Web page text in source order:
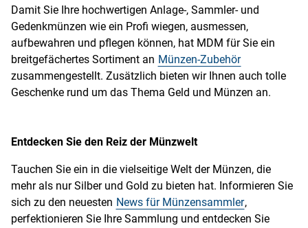
Damit Sie Ihre hochwertigen Anlage-, Sammler- und
Gedenkmünzen wie ein Profi wiegen, ausmessen,
aufbewahren und pflegen können, hat MDM für Sie ein
breitgefächertes Sortiment an Münzen-Zubehör
zusammengestellt. Zusätzlich bieten wir Ihnen auch tolle
Geschenke rund um das Thema Geld und Münzen an.
Entdecken Sie den Reiz der Münzwelt
Tauchen Sie ein in die vielseitige Welt der Münzen, die
mehr als nur Silber und Gold zu bieten hat. Informieren Sie
sich zu den neuesten News für Münzensammler,
perfektionieren Sie Ihre Sammlung und entdecken Sie